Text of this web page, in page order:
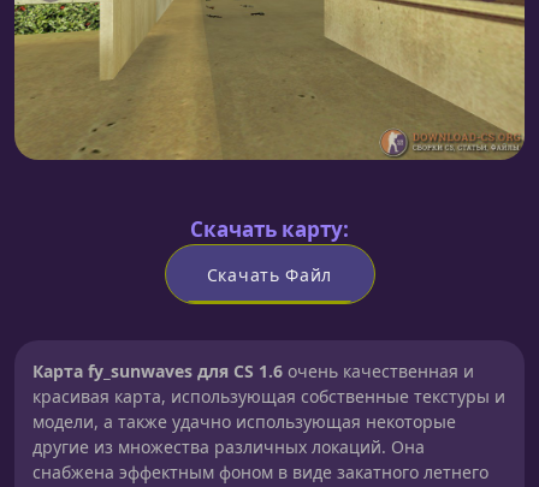
Скачать карту:
Скачать Файл
Карта fy_sunwaves для CS 1.6 очень качественная и
красивая карта, использующая собственные текстуры и
модели, а также удачно использующая некоторые
другие из множества различных локаций. Она
снабжена эффектным фоном в виде закатного летнего